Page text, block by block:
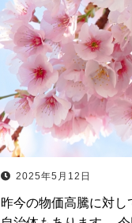
2025年5月12日
昨今の物価高騰に対